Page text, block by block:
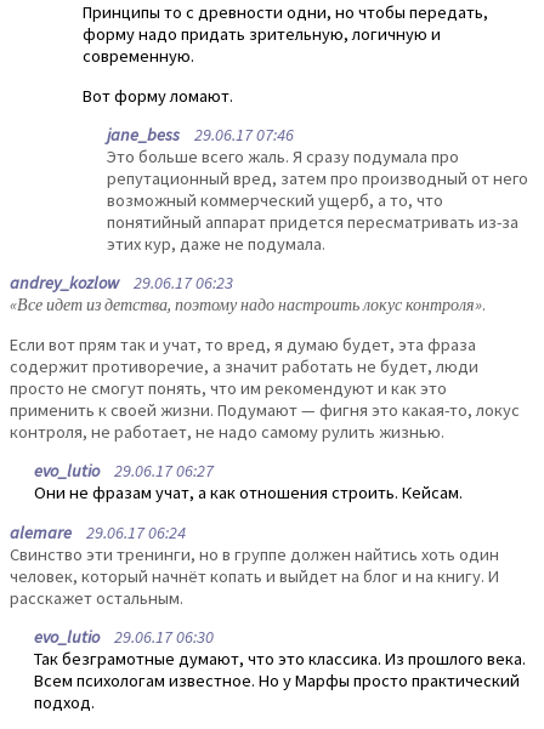
Принципы то с древности одни, но чтобы передать,
форму надо придать зрительную, логичную и
современную.
Вот форму ломают.
jane_bess 29.06.17 07:46
Это больше всего жаль. Я сразу подумала про
репутационный вред, затем про производный от него
возможный коммерческий ущерб, а то, что
понятийный аппарат придется пересматривать из-за
этих кур, даже не подумала.
andrey_kozlow29.06.17 06:23
«Все идет из детства, поэтому надо настроить локус контроля».
Если вот прям так и учат, то вред, я думаю будет, эта фраза
содержит противоречие, а значит работать не будет, люди
просто не смогут понять, что им рекомендуют и как это
применить к своей жизни. Подумают — фигня это какая-то, локус
контроля, не работает, не надо самому рулить жизнью.
evo_lutio29.06.17 06:27
Они не фразам учат, а как отношения строить. Кейсам.
alemare 29.06.17 06:24
Свинство эти тренинги, но в группе должен найтись хоть один
человек, который начнёт копать и выйдет на блог и на книгу. И
расскажет остальным.
evo_lutio29.06.17 06:30
Так безграмотные думают, что это классика. Из прошлого века.
Всем психологам известное. Но у Марфы просто практический
подход.